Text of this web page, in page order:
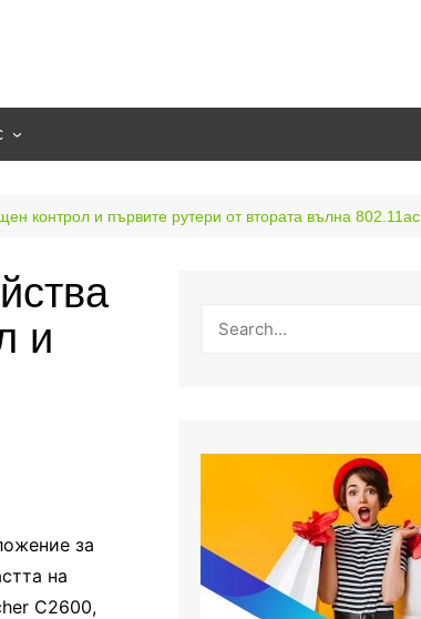
контрол и първите рутери от втората вълна 802.11ac
и
за
на
C2600,